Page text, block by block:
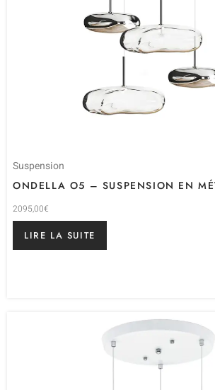
Suspension
ONDELLA O5 – SUSPENSION EN
2095,00€
LIRE LA SUITE